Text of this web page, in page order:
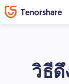
วิธีดึ